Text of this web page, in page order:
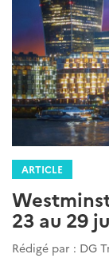
ARTICLE
23 au 29
Rédigé par : DG